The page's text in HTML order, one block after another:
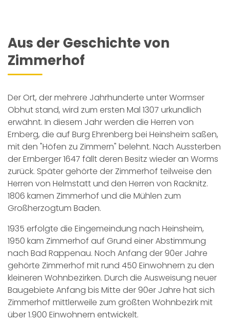
Aus der Geschichte von
Zimmerhof
Der Ort, der mehrere Jahrhunderte unter Wormser
Obhut stand, wird zum ersten Mal 1307 urkundlich
erwähnt. In diesem Jahr werden die Herren von
Ernberg, die auf Burg Ehrenberg bei Heinsheim saßen,
mit den "Höfen zu Zimmern" belehnt. Nach Aussterben
der Ernberger 1647 fällt deren Besitz wieder an Worms
zurück. Später gehörte der Zimmerhof teilweise den
Herren von Helmstatt und den Herren von Racknitz.
1806 kamen Zimmerhof und die Mühlen zum
Großherzogtum Baden.
1935 erfolgte die Eingemeindung nach Heinsheim,
1950 kam Zimmerhof auf Grund einer Abstimmung
nach Bad Rappenau. Noch Anfang der 90er Jahre
gehörte Zimmerhof mit rund 450 Einwohnern zu den
kleineren Wohnbezirken. Durch die Ausweisung neuer
Baugebiete Anfang bis Mitte der 90er Jahre hat sich
Zimmerhof mittlerweile zum größten Wohnbezirk mit
über 1.900 Einwohnern entwickelt.